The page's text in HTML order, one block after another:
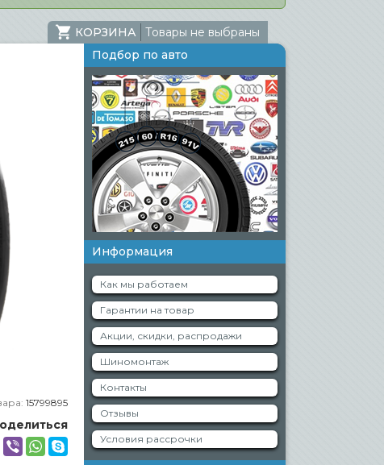
КОРЗИНА Товары не выбраны
15799895
Подбор по авто
Информация
Как мы работаем
Гарантии на товар
Акции, скидки, распродажи
Шиномонтаж
Контакты
Отзывы
Условия рассрочки